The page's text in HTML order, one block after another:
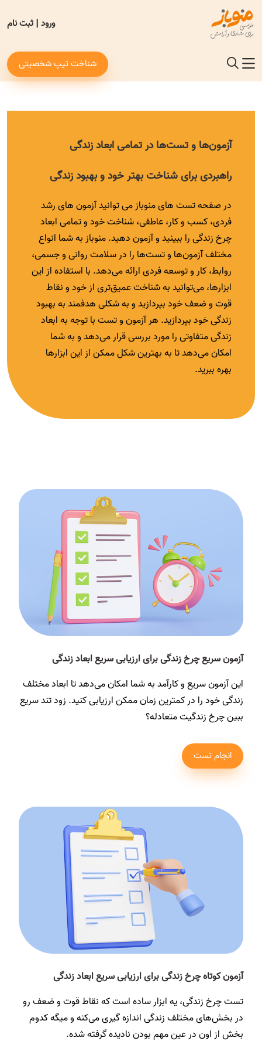
ورود| ثبت نام
شناخت تیپ شخصیتی
آزمون‌ها و تست‌ها در تمامی ابعاد زندگی
راهبردی برای شناخت بهتر خود و بهبود زندگی
در صفحه تست های منوباز می توانید آزمون های رشد
فردی، کسب و کار، عاطفی، شناخت خود و تمامی ابعاد
چرخ زندگی را ببینید و آزمون دهید. منوباز به شما انواع
مختلف آزمون‌ها و تست‌ها را در سلامت روانی و جسمی،
روابط، کار و توسعه فردی ارائه می‌دهد. با استفاده از این
ابزارها، می‌توانید به شناخت عمیق‌تری از خود و نقاط
قوت و ضعف خود بپردازید و به شکلی هدفمند به بهبود
زندگی خود بپردازید. هر آزمون و تست با توجه به ابعاد
زندگی متفاوتی را مورد بررسی قرار می‌دهد و به شما
امکان می‌دهد تا به بهترین شکل ممکن از این ابزارها
بهره ببرید.
آزمون سریع چرخ زندگی برای ارزیابی سریع ابعاد زندگی
این آزمون سریع و کارآمد به شما امکان می‌دهد تا ابعاد مختلف
زندگی خود را در کمترین زمان ممکن ارزیابی کنید. زود تند سریع
ببین چرخ زندگیت متعادله؟
انجام تست
آزمون کوتاه چرخ زندگی برای ارزیابی سریع ابعاد زندگی
تست چرخ زندگی، یه ابزار ساده است که نقاط قوت و ضعف رو
در بخش‌های مختلف زندگی اندازه گیری می‌کنه و میگه کدوم
بخش از اون در عین مهم بودن نادیده گرفته شده.